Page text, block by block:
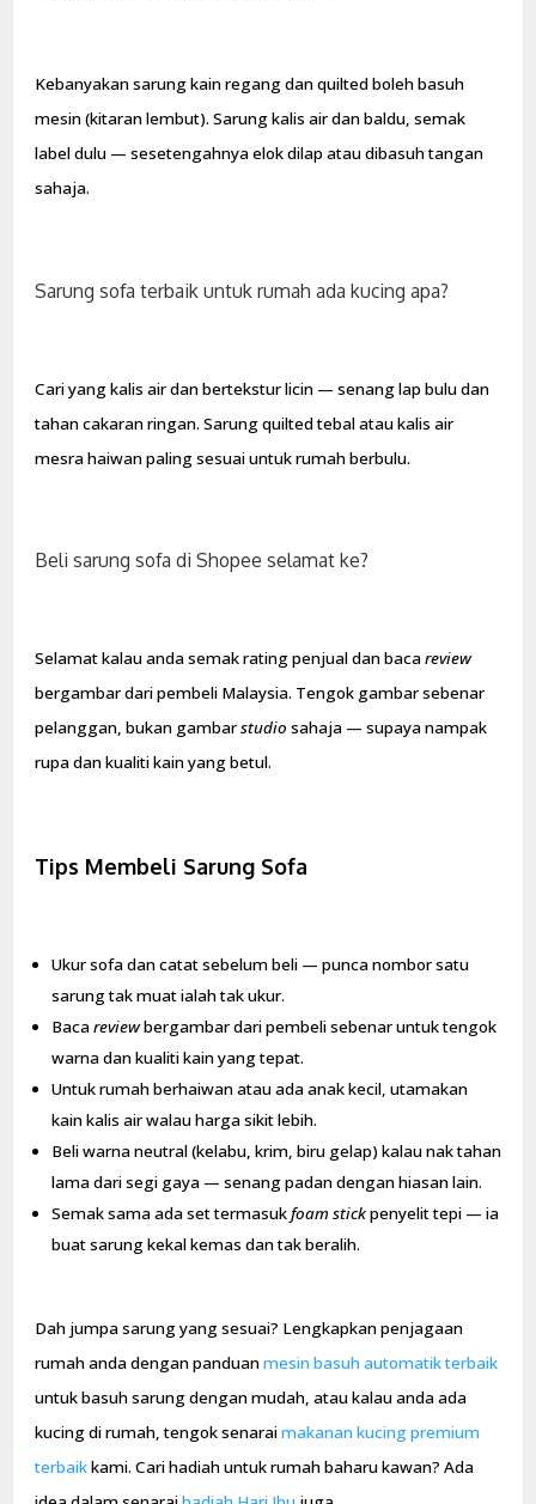
Kebanyakan sarung kain regang dan quilted boleh basuh
mesin (kitaran lembut). Sarung kalis air dan baldu, semak
label dulu — sesetengahnya elok dilap atau dibasuh tangan
sahaja.
Sarung sofa terbaik untuk rumah ada kucing apa?
Cari yang kalis air dan bertekstur licin — senang lap bulu dan
tahan cakaran ringan. Sarung quilted tebal atau kalis air
mesra haiwan paling sesuai untuk rumah berbulu.
Beli sarung sofa di Shopee selamat ke?
Selamat kalau anda semak rating penjual dan bacareview
bergambar dari pembeli Malaysia. Tengok gambar sebenar
pelanggan, bukan gambarstudio sahaja — supaya nampak
rupa dan kualiti kain yang betul.
Tips Membeli Sarung Sofa
Ukur sofa dan catat sebelum beli — punca nombor satu
sarung tak muat ialah tak ukur.
Baca reviewbergambar dari pembeli sebenar untuk tengok
warna dan kualiti kain yang tepat.
Untuk rumah berhaiwan atau ada anak kecil, utamakan
kain kalis air walau harga sikit lebih.
Beli warna neutral (kelabu, krim, biru gelap) kalau nak tahan
lama dari segi gaya — senang padan dengan hiasan lain.
Semak sama ada set termasukfoam stickpenyelit tepi — ia
buat sarung kekal kemas dan tak beralih.
Dah jumpa sarung yang sesuai? Lengkapkan penjagaan
rumah anda dengan panduanmesin basuh automatik terbaik
untuk basuh sarung dengan mudah, atau kalau anda ada
kucing di rumah, tengok senaraimakanan kucing premium
terbaikkami. Cari hadiah untuk rumah baharu kawan? Ada